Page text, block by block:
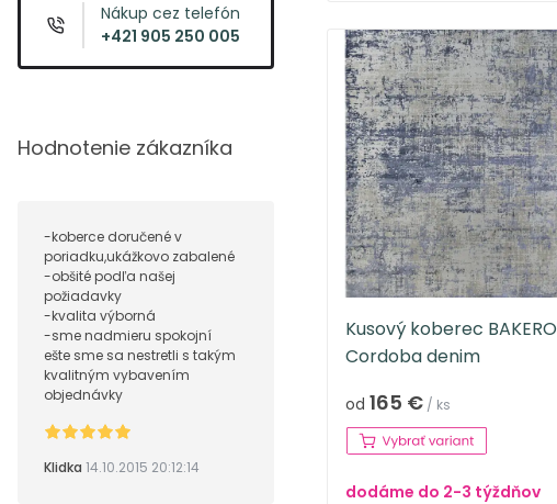
Nákup cez telefón
+421 905 250 005
Hodnotenie zákazníka
-koberce doručené v
poriadku,ukážkovo zabalené
-obšité podľa našej
požiadavky
-kvalita výborná
-sme nadmieru spokojní
ešte sme sa nestretli s takým
kvalitným vybavením
objednávky
Klidka 14.10.2015 20:12:14
Kusový koberec BAKERO
Cordoba denim
od 165 € / ks
dodáme do 2-3 týždňov